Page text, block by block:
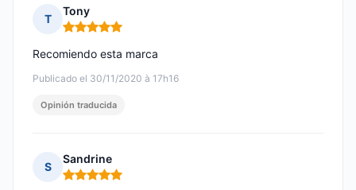
T
Tony
Nota: 5 de 5
Publicado el 30/11/2020 à 17h16
Recomiendo esta marca
Opinión traducida
S
Sandrine
Nota: 5 de 5